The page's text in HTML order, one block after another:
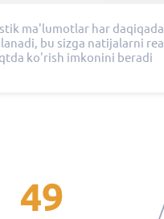
ma'lumotlar har daqiqada
bu sizga natijalarni real
ko'rish imkonini beradi
49